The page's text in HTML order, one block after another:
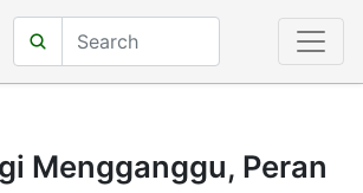
Mengganggu, Peran